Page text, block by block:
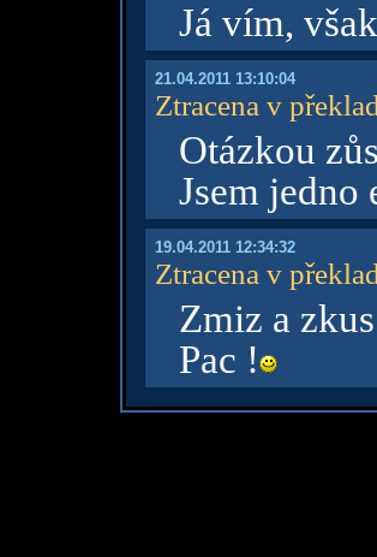
Já vím,
21.04.2011 13:10:04
Ztracena v
Otázkou
Jsem jedno
19.04.2011 12:34:32
Ztracena v
Zmiz a
Pac !